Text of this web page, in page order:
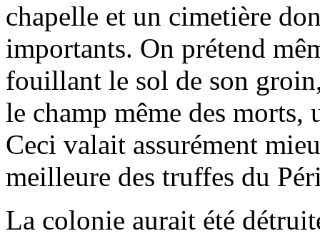
chapelle et un cimetière
importants. On prétend
fouillant le sol de son
le champ même des
Ceci valait assurément
meilleure des truffes du
La colonie aurait été